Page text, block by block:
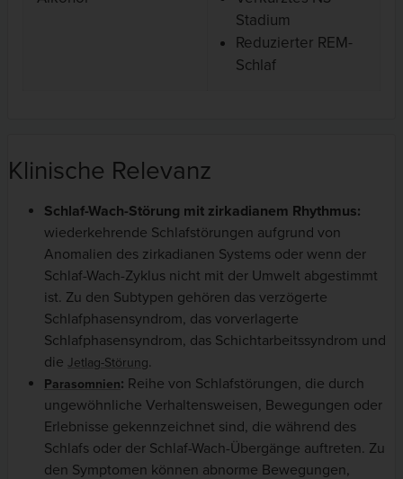
Stadium
Reduzierter REM-
Schlaf
Klinische Relevanz
Schlaf-Wach-Störung mit zirkadianem Rhythmus:
wiederkehrende Schlafstörungen aufgrund von
Anomalien des zirkadianen Systems oder wenn der
Schlaf-Wach-Zyklus nicht mit der Umwelt abgestimmt
ist. Zu den Subtypen gehören das verzögerte
Schlafphasensyndrom, das vorverlagerte
Schlafphasensyndrom, das Schichtarbeitssyndrom und
die Jetlag-Störung.
Parasomnien: Reihe von Schlafstörungen, die durch
ungewöhnliche Verhaltensweisen, Bewegungen oder
Erlebnisse gekennzeichnet sind, die während des
Schlafs oder der Schlaf-Wach-Übergänge auftreten. Zu
den Symptomen können abnorme Bewegungen,